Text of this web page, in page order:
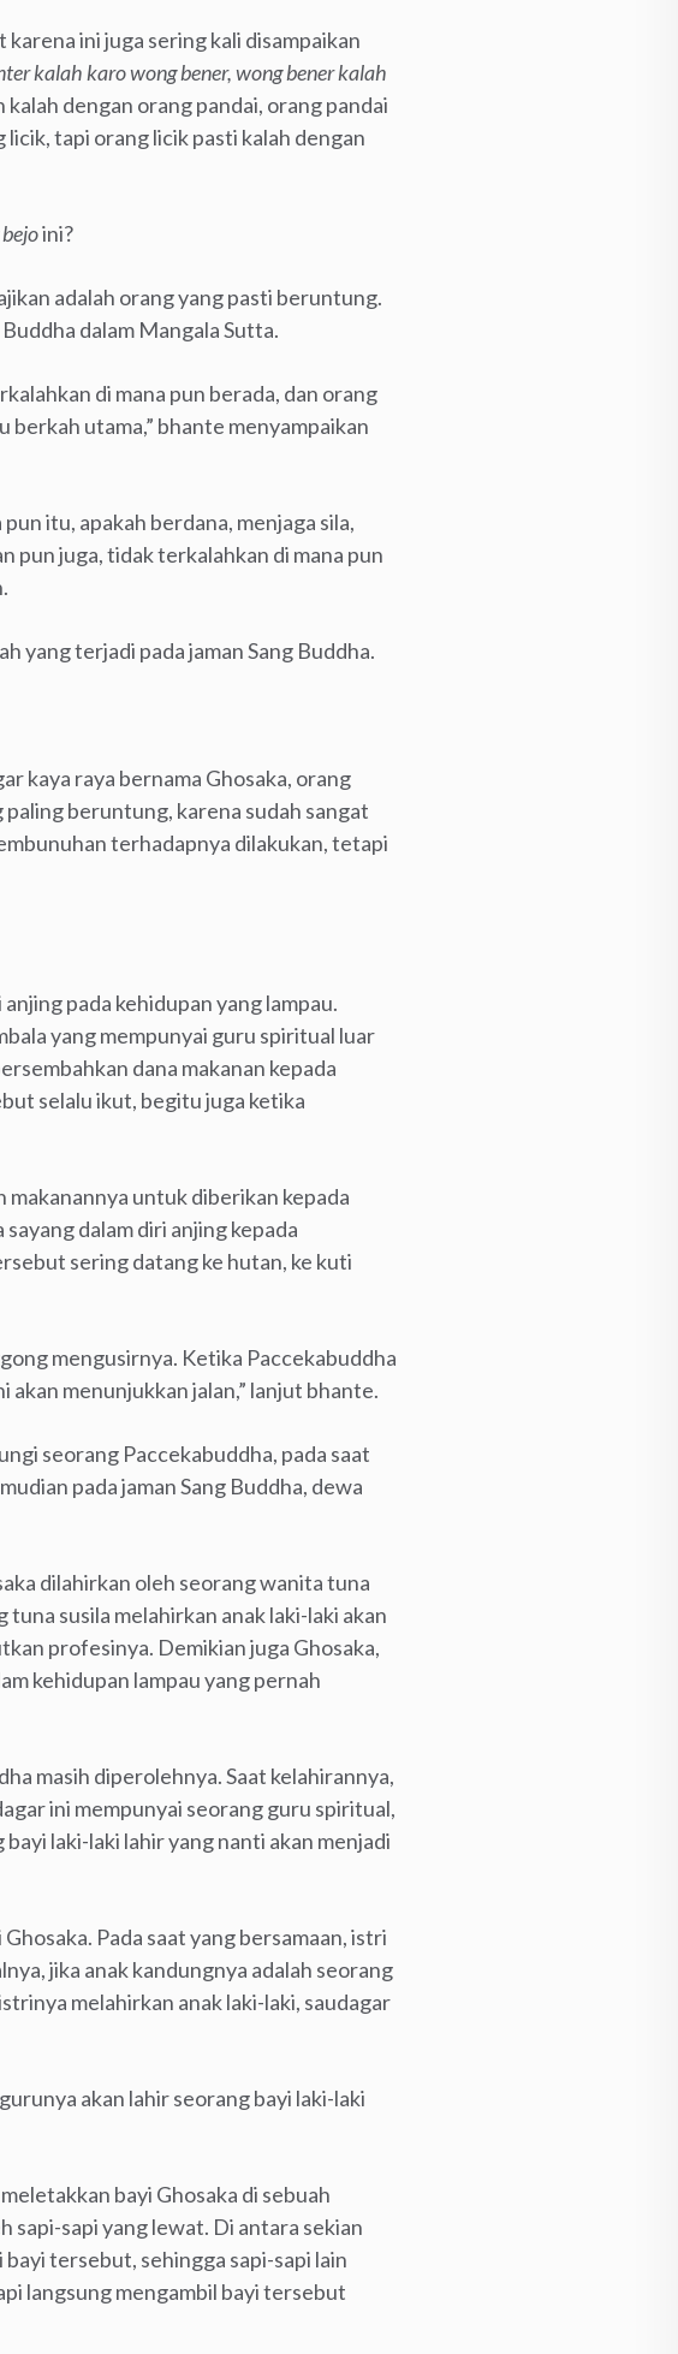
ini juga sering kali disampaikan
kalah karo wong bener, wong bener kalah
kalah dengan orang pandai, orang pandai
tapi orang licik pasti kalah dengan
ini?
adalah orang yang pasti beruntung.
dalam Mangala Sutta.
di mana pun berada, dan orang
utama,” bhante menyampaikan
itu, apakah berdana, menjaga sila,
pun juga, tidak terkalahkan di mana pun
yang terjadi pada jaman Sang Buddha.
kaya raya bernama Ghosaka, orang
beruntung, karena sudah sangat
terhadapnya dilakukan, tetapi
pada kehidupan yang lampau.
yang mempunyai guru spiritual luar
dana makanan kepada
selalu ikut, begitu juga ketika
makanannya untuk diberikan kepada
dalam diri anjing kepada
sering datang ke hutan, ke kuti
mengusirnya. Ketika Paccekabuddha
menunjukkan jalan,” lanjut bhante.
seorang Paccekabuddha, pada saat
pada jaman Sang Buddha, dewa
dilahirkan oleh seorang wanita tuna
susila melahirkan anak laki-laki akan
profesinya. Demikian juga Ghosaka,
kehidupan lampau yang pernah
masih diperolehnya. Saat kelahirannya,
ini mempunyai seorang guru spiritual,
laki-laki lahir yang nanti akan menjadi
Pada saat yang bersamaan, istri
jika anak kandungnya adalah seorang
melahirkan anak laki-laki, saudagar
akan lahir seorang bayi laki-laki
bayi Ghosaka di sebuah
sapi-sapi yang lewat. Di antara sekian
tersebut, sehingga sapi-sapi lain
langsung mengambil bayi tersebut